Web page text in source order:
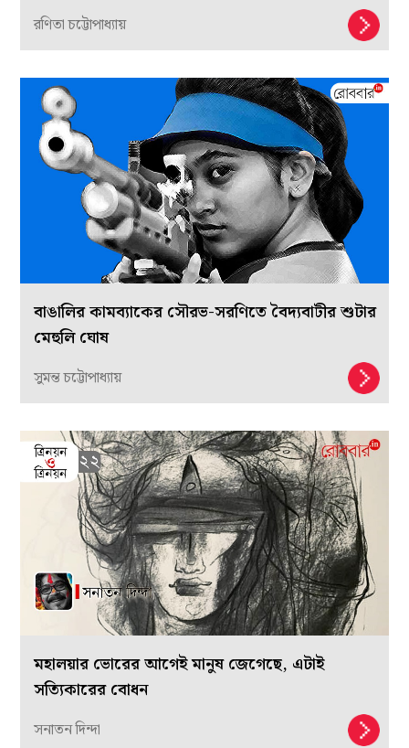
রণিতা চট্টোপাধ্যায়
বাঙালির কামব্যাকের সৌরভ-সরণিতে বৈদ্যবাটীর শুটার
মেহুলি ঘোষ
সুমন্ত চট্টোপাধ্যায়
মহালয়ার ভোরের আগেই মানুষ জেগেছে, এটাই
সত্যিকারের বোধন
সনাতন দিন্দা